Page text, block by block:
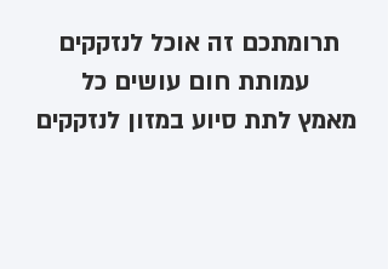
תרומתכם זה אוכל לנזקקים ​
עמותת חום עושים כל
מאמץ לתת סיוע במזון לנזקקים